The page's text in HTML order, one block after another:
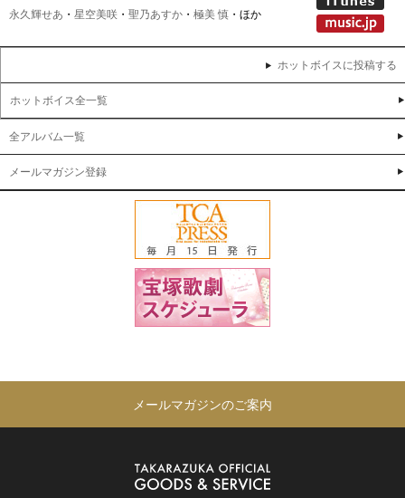
永久輝せあ ・ 星空美咲 ・ 聖乃あすか ・ 極美 慎 ・ほか
ホットボイスに投稿する
ホットボイス全一覧
全アルバム一覧
メールマガジン登録
メールマガジンのご案内